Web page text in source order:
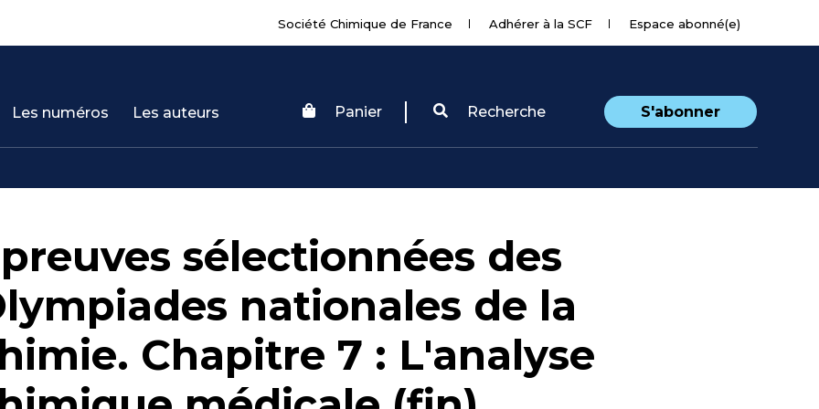
Société Chimique de France Adhérer à la SCF Espace abonné(e)
Les numéros Les auteurs Panier Recherche S'abonner
sélectionnées des
nationales de la
Chapitre 7 : L'analyse